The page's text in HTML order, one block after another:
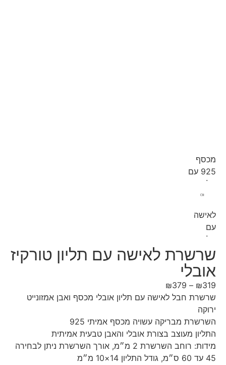
לאישה עם תליון טורקיז
–
₪ 379
חבל לאישה עם תליון אובלי מכסף ואבן אמזונייט
מבריקה עשויה מכסף אמיתי 925
מעוצב בצורת אובלי והאבן טבעית אמיתית
מידות: רוחב השרשרת 2 מ״מ, אורך השרשרת ניתן לבחירה